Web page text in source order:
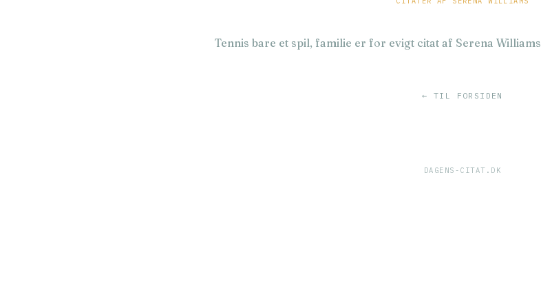
Tennis bare et spil, familie er for evigt citat af Serena Williams
← TIL FORSIDEN
DAGENS-CITAT.DK